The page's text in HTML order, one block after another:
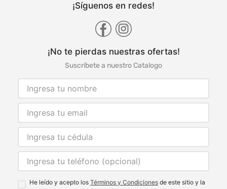
¡Síguenos en redes!
¡No te pierdas nuestras ofertas!
Suscríbete a nuestro Catalogo
He leído y acepto los Términos y Condiciones de este sitio y la